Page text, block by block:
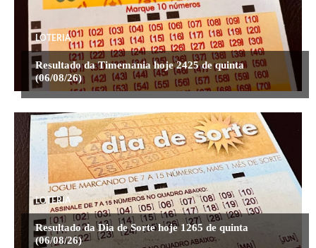
LOTERIA
Resultado da Timemania hoje 2425 de quinta
(06/08/26)
LOTERIA
Resultado da Dia de Sorte hoje 1265 de quinta
(06/08/26)